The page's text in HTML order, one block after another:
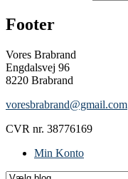
Footer
Vores Brabrand
Engdalsvej 96
8220 Brabrand
voresbrabrand@gmail.com
CVR nr. 38776169
Min Konto